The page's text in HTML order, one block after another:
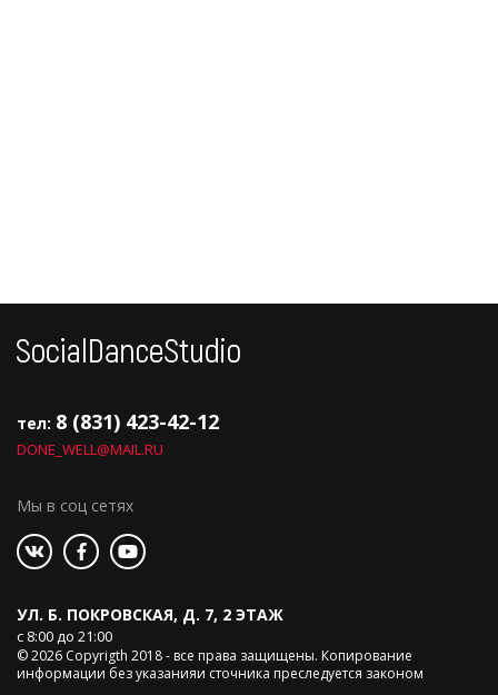
тел: 8 (831) 423-42-12
DONE_WELL@MAIL.RU
Мы в соц сетях
УЛ. Б. ПОКРОВСКАЯ, Д. 7, 2 ЭТАЖ
с 8:00 до 21:00
© 2026 Copyrigth 2018 - все права защищены. Копирование
информации без указанияи сточника преследуется законом